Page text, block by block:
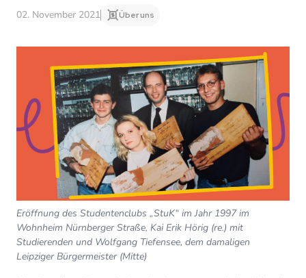
02. November 2021 Über uns
Eröffnung des Studentenclubs „StuK“ im Jahr 1997 im
Wohnheim Nürnberger Straße, Kai Erik Hörig (re.) mit
Studierenden und Wolfgang Tiefensee, dem damaligen
Leipziger Bürgermeister (Mitte)